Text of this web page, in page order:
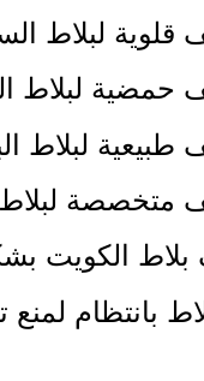
قلوية لبلاط
حمضية لبلاط
طبيعية لبلاط
متخصصة لبلاط
بلاط الكويت
بانتظام لمنع